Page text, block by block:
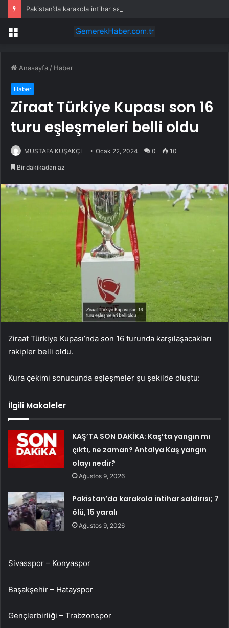
Pakistan’da karakola intihar saldırısı; 7 ölü, 15 yaralı
Menü
Anasayfa / Haber
Haber
Ziraat Türkiye Kupası son 16
turu eşleşmeleri belli oldu
MUSTAFA KUŞAKÇI Ocak 22, 2024 0 10
Bir dakikadan az
Ziraat Türkiye Kupası’nda son 16 turunda karşılaşacakları
rakipler belli oldu.
Kura çekimi sonucunda eşleşmeler şu şekilde oluştu:
İlgili Makaleler
KAŞ’TA SON DAKİKA: Kaş’ta yangın mı
çıktı, ne zaman? Antalya Kaş yangın
olayı nedir?
Ağustos 9, 2026
Pakistan’da karakola intihar saldırısı; 7
ölü, 15 yaralı
Ağustos 9, 2026
Sivasspor – Konyaspor
Başakşehir – Hatayspor
Gençlerbirliği – Trabzonspor